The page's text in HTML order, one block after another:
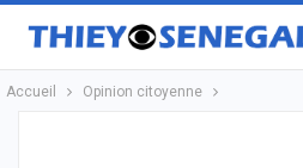
Accueil Opinion citoyenne